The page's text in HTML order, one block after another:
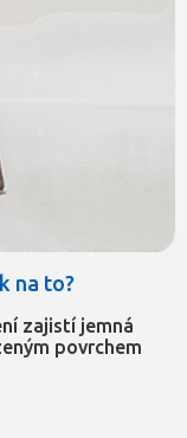
na to?
zajistí jemná
povrchem